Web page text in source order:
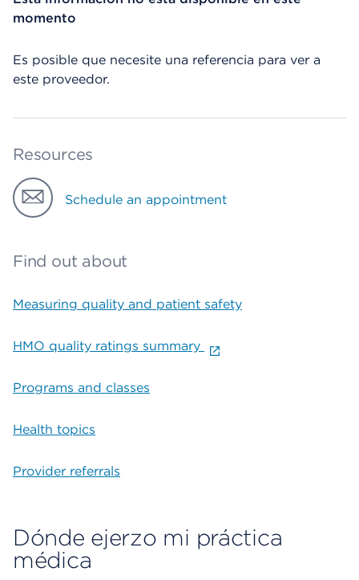
momento
Es posible que necesite una referencia para ver a
este proveedor.
Resources
Schedule an appointment
Find out about
Measuring quality and patient safety
HMO quality ratings summary
Programs and classes
Health topics
Provider referrals
Dónde ejerzo mi práctica
médica